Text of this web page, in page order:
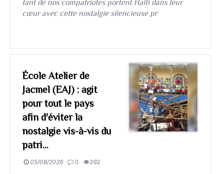
tant de nos compatriotes portent Haïti dans leur
cœur avec cette nostalgie silencieuse pr
École Atelier de
Jacmel (EAJ) : agit
pour tout le pays
afin d'éviter la
nostalgie vis-à-vis du
patri...
05/08/2026 0 392